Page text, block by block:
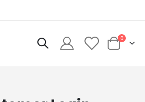
Cart
0elementi